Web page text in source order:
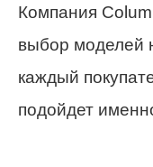
Компания
выбор моделей
каждый
подойдет